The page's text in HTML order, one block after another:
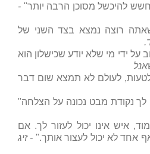
להיכשל מסוכן הרבה יותר" -
רוצה נמצא בצד השני של
ידי מי שלא יודע שכישלון הוא
לעולם לא תמצא שום דבר
לך נקודת מבט נכונה על הצלחה"
איש אינו יכול לעזור לך. אם
אחד לא יכול לעצור אותך." - זיג